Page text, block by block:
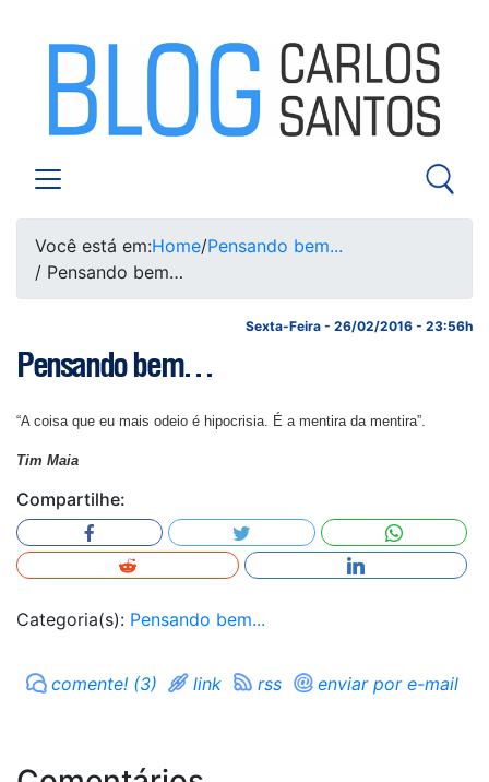
Você está em:Home/Pensando bem...
/ Pensando bem…
Sexta-Feira - 26/02/2016 - 23:56h
Pensando bem…
“A coisa que eu mais odeio é hipocrisia. É a mentira da mentira”.
Tim Maia
Compartilhe:
Categoria(s): Pensando bem...
comente! (3) link rss enviar por e-mail